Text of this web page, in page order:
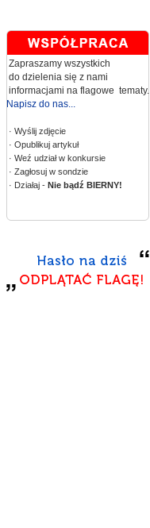
Zapraszamy wszystkich
do dzielenia się z nami
informacjami na flagowe tematy.
Napisz do nas...
· Wyślij zdjęcie
· Opublikuj artykuł
· Weź udział w konkursie
· Zagłosuj w sondzie
· Działaj - Nie bądź BIERNY!